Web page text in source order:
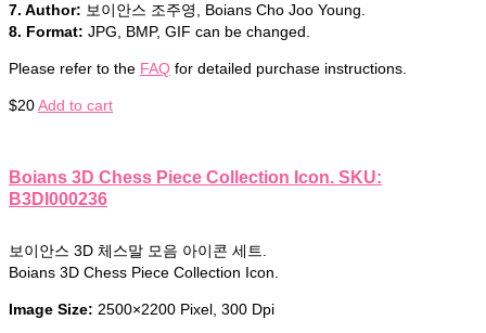
7. Author: 보이안스 조주영, Boians Cho Joo Young.
8. Format: JPG, BMP, GIF can be changed.
Please refer to the FAQ for detailed purchase instructions.
$20Add to cart
Boians 3D Chess Piece Collection Icon. SKU:
B3DI000236
보이안스 3D 체스말 모음 아이콘 세트.
Boians 3D Chess Piece Collection Icon.
Image Size: 2500×2200 Pixel, 300 Dpi